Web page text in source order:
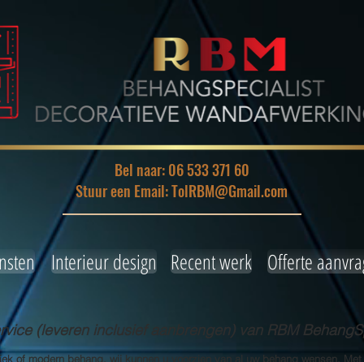
Bel naar: 06 533 371 60
Stuur een Email: TolRBM@Gmail.com
Interieur design Recent werk Offerte
(leveren inclusief aanbrengen) van RBM
of modern behang, wij kunnen u voorzien van al uw behang wensen.